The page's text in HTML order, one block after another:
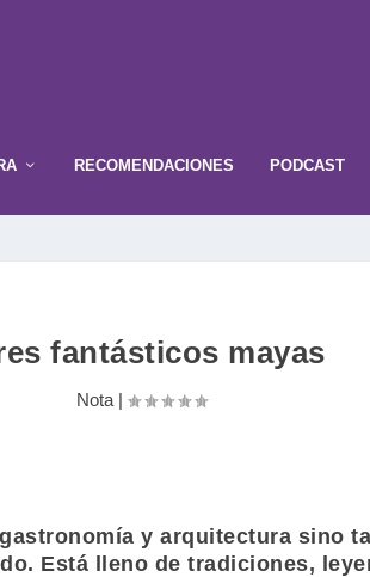
RECOMENDACIONES PODCAST
fantásticos mayas
Nota|
y arquitectura sino
Está lleno de tradiciones,